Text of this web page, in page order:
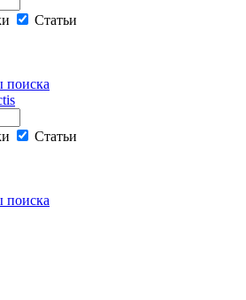
Статьи
поиска
Статьи
поиска